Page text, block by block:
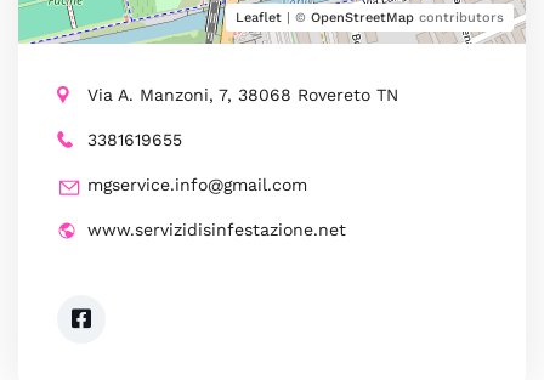
Leaflet | © OpenStreetMap contributors
Via A. Manzoni, 7, 38068 Rovereto TN
3381619655
mgservice.info@gmail.com
www.servizidisinfestazione.net